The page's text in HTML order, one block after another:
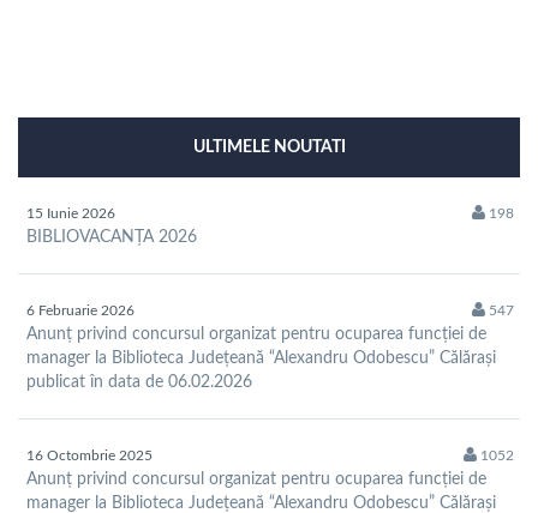
ULTIMELE NOUTATI
15 Iunie 2026 198
BIBLIOVACANȚA 2026
6 Februarie 2026 547
Anunț privind concursul organizat pentru ocuparea funcției de
manager la Biblioteca Județeană “Alexandru Odobescu” Călărași
publicat în data de 06.02.2026
16 Octombrie 2025 1052
Anunț privind concursul organizat pentru ocuparea funcției de
manager la Biblioteca Județeană “Alexandru Odobescu” Călărași